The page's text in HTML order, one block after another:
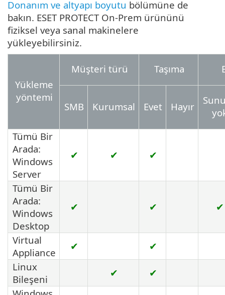
Donanım ve altyapı boyutu bölümüne de
bakın. ESET PROTECT On-Prem ürününü
fiziksel veya sanal makinelere
yükleyebilirsiniz.
Yükleme
yöntemi
Müşteri türü Taşıma
SMB Kurumsal Evet Hayır
Tümü Bir
Arada:
Windows
Server
✔ ✔ ✔
Tümü Bir
Arada:
Windows
Desktop
✔ ✔ ✔
Virtual
Appliance
✔
✔
Linux
Bileşeni
✔
✔